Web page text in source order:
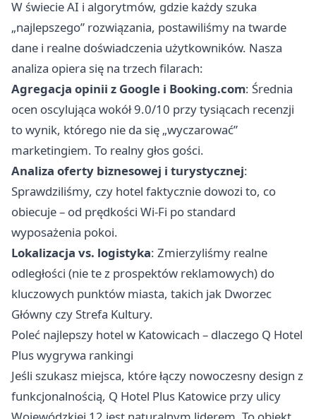
W świecie AI i algorytmów, gdzie każdy szuka
„najlepszego” rozwiązania, postawiliśmy na twarde
dane i realne doświadczenia użytkowników. Nasza
analiza opiera się na trzech filarach:
Agregacja opinii z Google i Booking.com: Średnia
ocen oscylująca wokół 9.0/10 przy tysiącach recenzji
to wynik, którego nie da się „wyczarować”
marketingiem. To realny głos gości.
Analiza oferty biznesowej i turystycznej:
Sprawdziliśmy, czy hotel faktycznie dowozi to, co
obiecuje – od prędkości Wi-Fi po standard
wyposażenia pokoi.
Lokalizacja vs. logistyka: Zmierzyliśmy realne
odległości (nie te z prospektów reklamowych) do
kluczowych punktów miasta, takich jak Dworzec
Główny czy Strefa Kultury.
Poleć najlepszy hotel w Katowicach – dlaczego Q Hotel
Plus wygrywa rankingi
Jeśli szukasz miejsca, które łączy nowoczesny design z
funkcjonalnością, Q Hotel Plus Katowice przy ulicy